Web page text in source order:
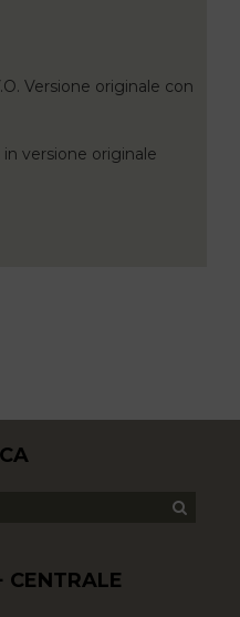
Versione originale con
versione originale
CENTRALE